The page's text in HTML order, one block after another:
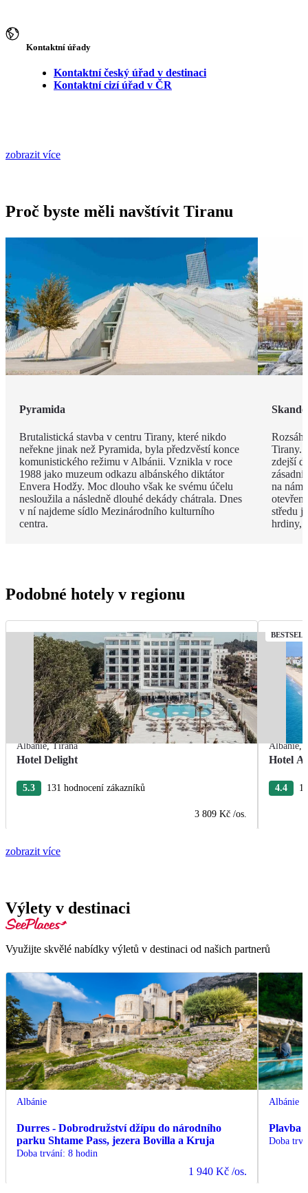
Kontaktní úřady
Kontaktní český úřad v destinaci
Kontaktní cizí úřad v ČR
zobrazit více
Proč byste měli navštívit Tiranu
Pyramida
Brutalistická stavba v centru Tirany, které nikdo
neřekne jinak než Pyramida, byla předzvěstí konce
komunistického režimu v Albánii. Vznikla v roce
1988 jako muzeum odkazu albánského diktátor
Envera Hodžy. Moc dlouho však ke svému účelu
nesloužila a následně dlouhé dekády chátrala. Dnes
v ní najdeme sídlo Mezinárodního kulturního
centra.
Tirany.
zdejší
na
středu
hrdiny,
Podobné hotely v regionu
Albánie,Tirana
Hotel Delight
5.3 131 hodnocení zákazníků
3 809 Kč /os.
Albánie,
Hotel
4.4
zobrazit více
Výlety v destinaci
Využijte skvělé nabídky výletů v destinaci od našich partnerů
Albánie
Durres - Dobrodružství džípu do národního
parku Shtame Pass, jezera Bovilla a Kruja
Doba trvání: 8 hodin
1 940 Kč /os.
Albánie
Plavba
Doba